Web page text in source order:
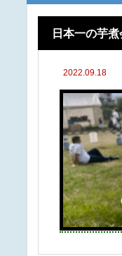
日本一の芋
2022.09.18